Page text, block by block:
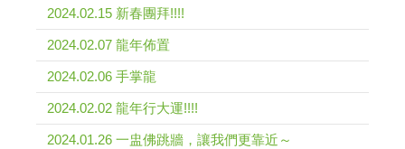
2024.02.15 新春團拜!!!!
2024.02.07 龍年佈置
2024.02.06 手掌龍
2024.02.02 龍年行大運!!!!
2024.01.26 一盅佛跳牆，讓我們更靠近～